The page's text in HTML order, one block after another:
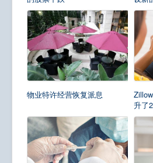
物业特许经营恢复派息
升了